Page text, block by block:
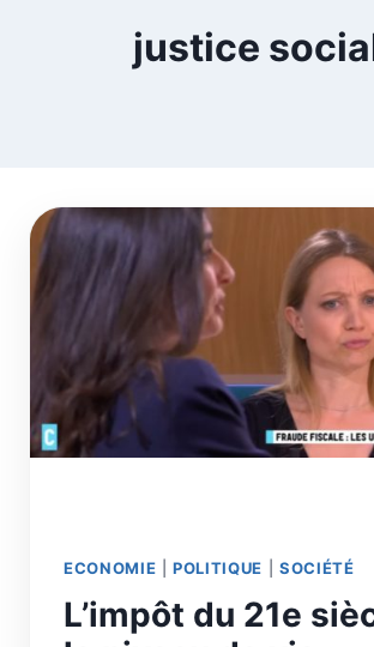
justice
ECONOMIE |POLITIQUE SOCIÉTÉ
L’impôt du 21e